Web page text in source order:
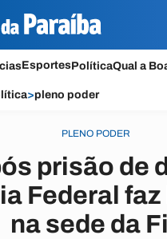
EsportesPolíticaQual a
>pleno poder
PLENO PODER
prisão de
Federal
na sede da